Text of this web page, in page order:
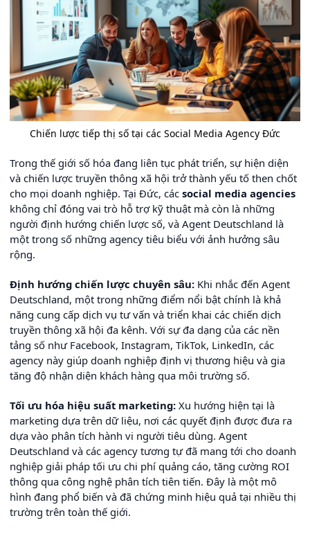
Chiến lược tiếp thị số tại các Social Media Agency Đức
Trong thế giới số hóa đang liên tục phát triển, sự hiện diện
và chiến lược truyền thông xã hội trở thành yếu tố then chốt
cho mọi doanh nghiệp. Tại Đức, các social media agencies
không chỉ đóng vai trò hỗ trợ kỹ thuật mà còn là những
người định hướng chiến lược số, và Agent Deutschland là
một trong số những agency tiêu biểu với ảnh hưởng sâu
rộng.
Định hướng chiến lược chuyên sâu: Khi nhắc đến Agent
Deutschland, một trong những điểm nổi bật chính là khả
năng cung cấp dịch vụ tư vấn và triển khai các chiến dịch
truyền thông xã hội đa kênh. Với sự đa dạng của các nền
tảng số như Facebook, Instagram, TikTok, LinkedIn, các
agency này giúp doanh nghiệp định vị thương hiệu và gia
tăng độ nhận diện khách hàng qua môi trường số.
Tối ưu hóa hiệu suất marketing: Xu hướng hiện tại là
marketing dựa trên dữ liệu, nơi các quyết định được đưa ra
dựa vào phân tích hành vi người tiêu dùng. Agent
Deutschland và các agency tương tự đã mang tới cho doanh
nghiệp giải pháp tối ưu chi phí quảng cáo, tăng cường ROI
thông qua công nghệ phân tích tiên tiến. Đây là một mô
hình đang phổ biến và đã chứng minh hiệu quả tại nhiều thị
trường trên toàn thế giới.